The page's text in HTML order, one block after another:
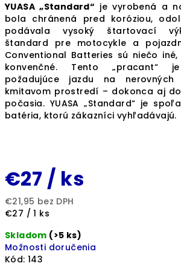
YUASA „Standard“ je vyrobená a
bola chránená pred koróziou,
podávala vysoký štartovací
štandard pre motocykle a
Conventional Batteries sú niečo
konvenčné. Tento „pracant“
požadujúce jazdu na
kmitavom prostredí – dokonca aj
počasia. YUASA „Standard“ je
batéria, ktorú zákazníci vyhľadávajú.
€27 / ks
€21,95 bez DPH
Jednotková
€27 / 1 ks
Skladom (>5 ks)
Možnosti doručenia
Kód: 143